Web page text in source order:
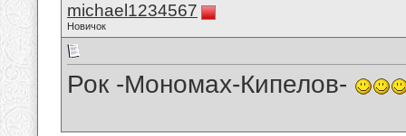
michael1234567
Новичок
Рок -Мономах-Кипелов-